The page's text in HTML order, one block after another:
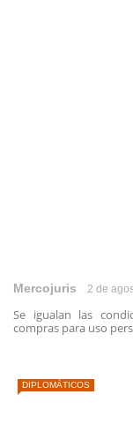
Mercojuris 2 de
Se igualan las
compras para uso
DIPLOMÁTICOS